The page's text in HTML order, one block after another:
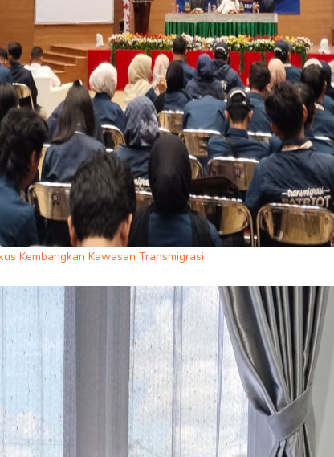
Kembangkan Kawasan Transmigrasi